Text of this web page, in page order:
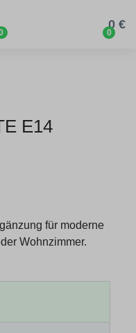
0
0 €
E14
für moderne
Wohnzimmer.